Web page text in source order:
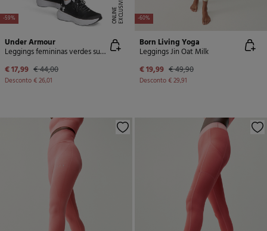
-59% E
X
C
L
U
SI
V
E
O
N
LI
N
E
Under Armour
Leggings femininas verdes superleves
€ 17,99 € 44,00
Desconto€ 26,01
-60%
Born Living Yoga
Leggings Jin Oat Milk
€ 19,99 € 49,90
Desconto€ 29,91